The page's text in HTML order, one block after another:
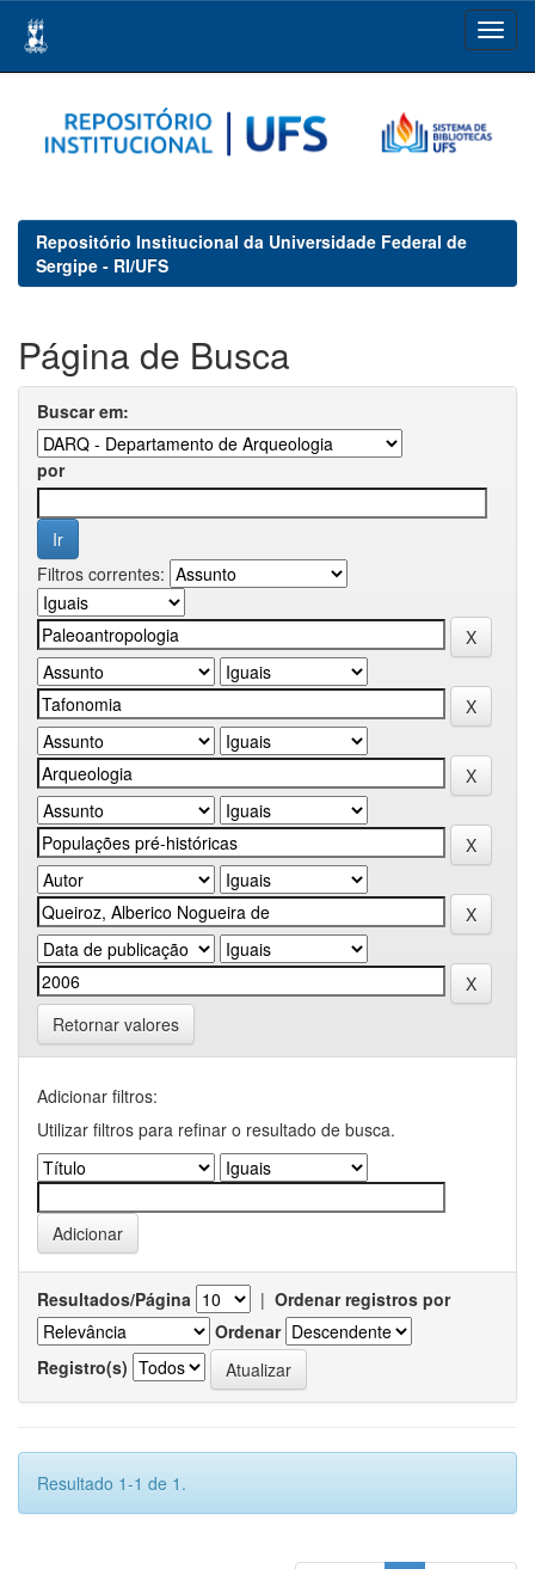
navigation
Repositório Institucional da Universidade Federal de
Sergipe - RI/UFS
Página de Busca
Buscar em:
por
Filtros correntes:
Retornar valores
Adicionar filtros:
Utilizar filtros para refinar o resultado de busca.
Resultados/Página | Ordenar registros por
Ordenar
Registro(s)
Resultado 1-1 de 1.